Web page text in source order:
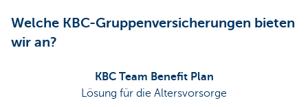
Welche KBC-Gruppenversicherungen bieten
wir an?
KBC Team Benefit Plan
Lösung für die Altersvorsorge